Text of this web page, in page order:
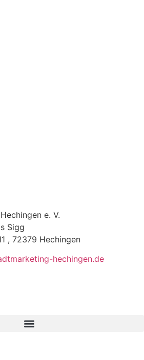
e. V.
Sigg
, 72379 Hechingen
hechingen.de